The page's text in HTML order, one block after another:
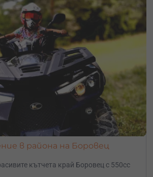
в района на Боровец
кътчета край Боровец с 550cc